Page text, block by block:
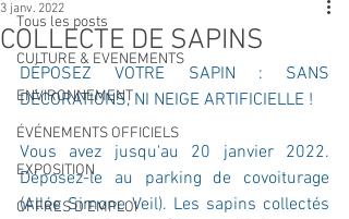
Tous les posts
CULTURE & EVENEMENTS
ENVIRONNEMENT
ÉVÉNEMENTS OFFICIELS
EXPOSITION
OFFRES D'EMPLOI
COLLECTE DE SAPINS
3 janv. 2022
DÉPOSEZ VOTRE SAPIN : SANS
DÉCORATIONS, NI NEIGE ARTIFICIELLE !
Vous avez jusqu'au 20 janvier 2022.
Déposez-le au parking de covoiturage
(Allée Simone Veil). Les sapins collectés